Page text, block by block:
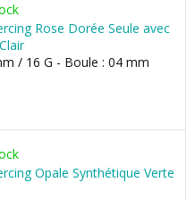
Rose Dorée Seule avec
/ 16 G - Boule : 04 mm
Opale Synthétique Verte